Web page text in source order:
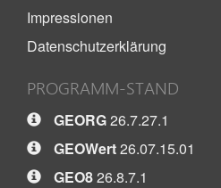
Impressionen
Datenschutzerklärung
PROGRAMM-STAND
GEORG26.7.27.1
GEOWert26.07.15.01
GEO826.8.7.1